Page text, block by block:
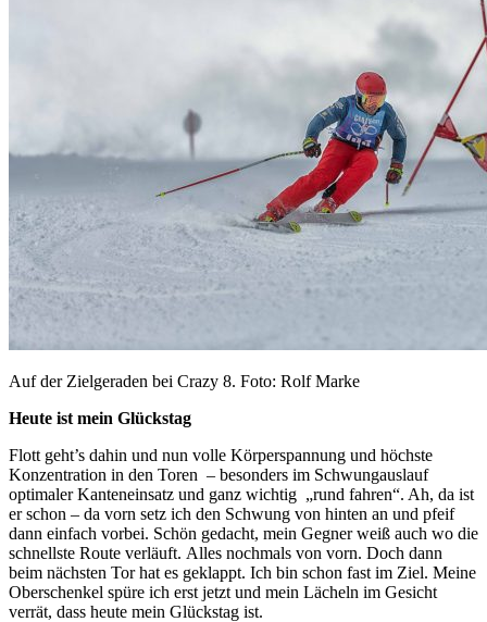
Auf der Zielgeraden bei Crazy 8. Foto: Rolf Marke
Heute ist mein Glückstag
Flott geht’s dahin und nun volle Körperspannung und höchste
Konzentration in den Toren – besonders im Schwungauslauf
optimaler Kanteneinsatz und ganz wichtig „rund fahren“. Ah, da ist
er schon – da vorn setz ich den Schwung von hinten an und pfeif
dann einfach vorbei. Schön gedacht, mein Gegner weiß auch wo die
schnellste Route verläuft. Alles nochmals von vorn. Doch dann
beim nächsten Tor hat es geklappt. Ich bin schon fast im Ziel. Meine
Oberschenkel spüre ich erst jetzt und mein Lächeln im Gesicht
verrät, dass heute mein Glückstag ist.